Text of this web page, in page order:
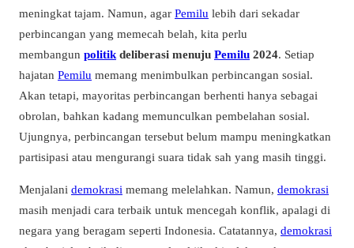
meningkat tajam. Namun, agar Pemilu lebih dari sekadar
perbincangan yang memecah belah, kita perlu
membangun politik deliberasi menuju Pemilu 2024. Setiap
hajatan Pemilu memang menimbulkan perbincangan sosial.
Akan tetapi, mayoritas perbincangan berhenti hanya sebagai
obrolan, bahkan kadang memunculkan pembelahan sosial.
Ujungnya, perbincangan tersebut belum mampu meningkatkan
partisipasi atau mengurangi suara tidak sah yang masih tinggi.
Menjalani demokrasi memang melelahkan. Namun, demokrasi
masih menjadi cara terbaik untuk mencegah konflik, apalagi di
negara yang beragam seperti Indonesia. Catatannya, demokrasi